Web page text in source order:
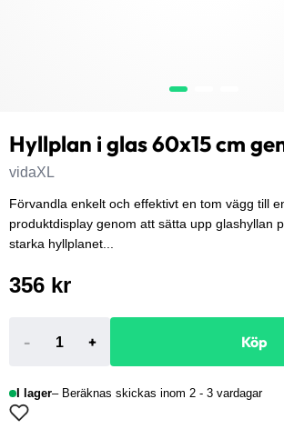
Hyllplan i glas 60x15 cm
vidaXL
Förvandla enkelt och effektivt en tom vägg till
produktdisplay genom att sätta upp glashyllan
starka hyllplanet...
356 kr
- + Köp
I lager Beräknas skickas inom 2 - 3 vardagar